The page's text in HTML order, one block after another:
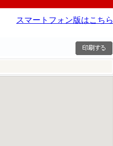
スマートフォン版はこちら